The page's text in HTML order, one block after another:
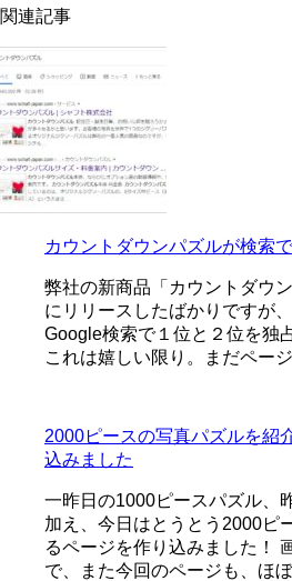
関連記事
カウントダウンパズルが検索
弊社の新商品「カウントダウ
にリリースしたばかりですが
Google検索で１位と２位を独
これは嬉しい限り。まだペー
2000ピースの写真パズルを紹
込みました
一昨日の1000ピースパズル、
加え、今日はとうとう2000ピ
るページを作り込みました！
で、また今回のページも、ほ